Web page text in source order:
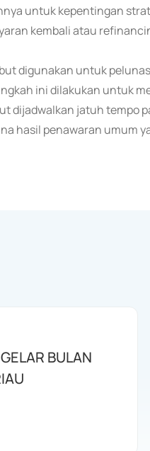
untuk kepentingan
kembali atau
digunakan untuk
ini dilakukan untuk
jatuh tempo
hasil penawaran umum
BULAN